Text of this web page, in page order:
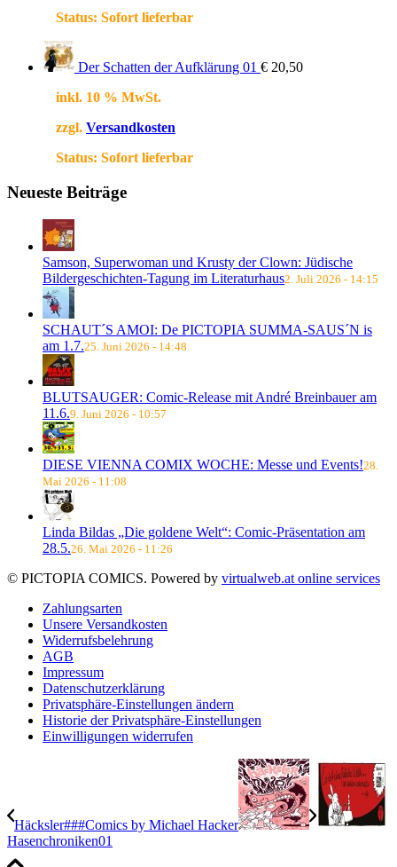
Status: Sofort lieferbar
Der Schatten der Aufklärung 01 € 20,50
inkl. 10 % MwSt.
zzgl. Versandkosten
Status: Sofort lieferbar
Neueste Beiträge
Samson, Superwoman und Krusty der Clown: Jüdische
Bildergeschichten-Tagung im Literaturhaus2. Juli 2026 - 14:15
SCHAUT´S AMOI: De PICTOPIA SUMMA-SAUS´N is
am 1.7.25. Juni 2026 - 14:48
BLUTSAUGER: Comic-Release mit André Breinbauer am
11.6.9. Juni 2026 - 10:57
DIESE VIENNA COMIX WOCHE: Messe und Events!28.
Mai 2026 - 11:08
Linda Bildas „Die goldene Welt“: Comic-Präsentation am
28.5.26. Mai 2026 - 11:26
© PICTOPIA COMICS. Powered by virtualweb.at online services
Zahlungsarten
Unsere Versandkosten
Widerrufsbelehrung
AGB
Impressum
Datenschutzerklärung
Privatsphäre-Einstellungen ändern
Historie der Privatsphäre-Einstellungen
Einwilligungen widerrufen
Häcksler###Comics by Michael Hacker
Hasenchroniken01